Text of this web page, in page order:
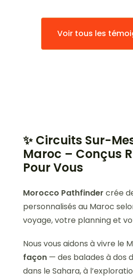
Voir tous les
✨ Circuits Sur-
Maroc – Conçus
Pour Vous
Morocco Pathfinder crée
personnalisés au Maroc
voyage, votre planning et
Nous vous aidons à vivre le
façon — des balades à dos
dans le Sahara, à